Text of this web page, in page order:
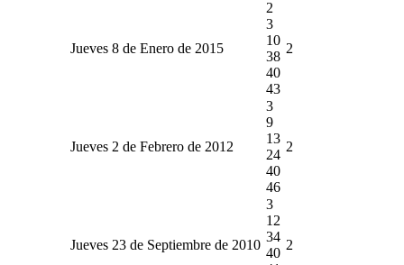
Jueves 8 de Enero de 2015
2
3
10
38
40
43
2
Jueves 2 de Febrero de 2012
3
9
13
24
40
46
2
Jueves 23 de Septiembre de 2010
3
12
34
40
2